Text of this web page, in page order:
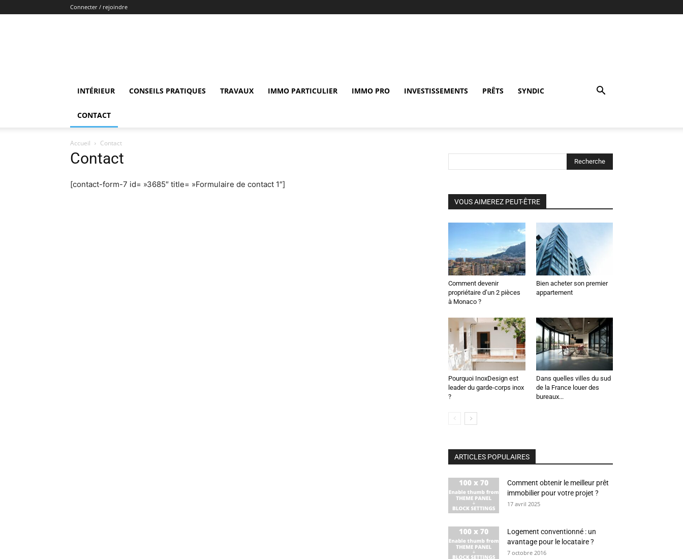
Connecter / rejoindre
INTÉRIEUR CONSEILS PRATIQUES TRAVAUX IMMO PARTICULIER IMMO PRO INVESTISSEMENTS PRÊTS SYNDIC
CONTACT
Accueil Contact
Contact
[contact-form-7 id= »3685″ title= »Formulaire de contact 1″]
VOUS AIMEREZ PEUT-ÊTRE
Comment devenir
propriétaire d’un 2 pièces
à Monaco ?
Bien acheter son premier
appartement
Pourquoi InoxDesign est
leader du garde-corps inox
?
Dans quelles villes du sud
de la France louer des
bureaux...
ARTICLES POPULAIRES
Comment obtenir le meilleur prêt
immobilier pour votre projet ?
17 avril 2025
Logement conventionné : un
avantage pour le locataire ?
7 octobre 2016